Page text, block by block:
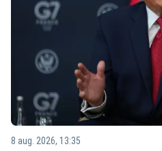
8 aug. 2026, 13:35